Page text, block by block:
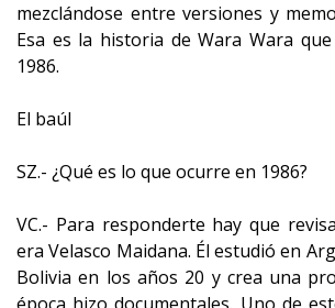
mezclándose entre versiones y
Esa es la historia de Wara Wara
1986.
El baúl
SZ.- ¿Qué es lo que ocurre en 1986?
VC.- Para responderte hay que
era Velasco Maidana. Él estudió en
Bolivia en los años 20 y crea una